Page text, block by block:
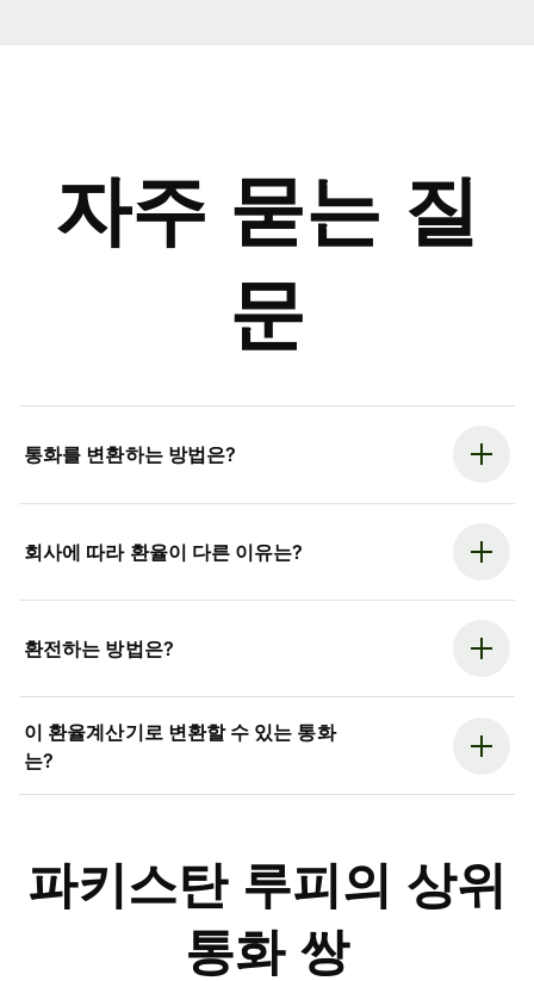
자주 묻는 질
문
통화를 변환하는 방법은?
회사에 따라 환율이 다른 이유는?
환전하는 방법은?
이 환율계산기로 변환할 수 있는 통화
는?
파키스탄 루피의 상위
통화 쌍